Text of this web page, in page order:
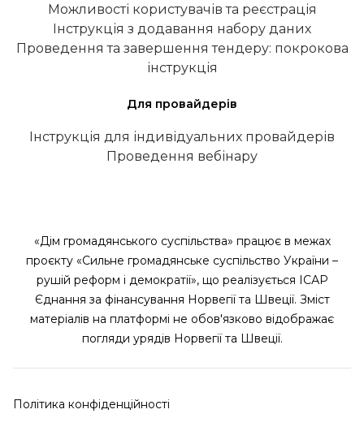
Можливості користувачів та реєстрація
Інструкція з додавання набору даних
Проведення та завершення тендеру: покрокова
інструкція
Для провайдерів
Інструкція для індивідуальних провайдерів
Проведення вебінару
«Дім громадянського суспільства» працює в межах
проєкту «Сильне громадянське суспільство України –
рушій реформ і демократії», що реалізується ІСАР
Єднання за фінансування Норвегії та Швеції. Зміст
матеріалів на платформі не обов'язково відображає
погляди урядів Норвегії та Швеції.
Політика конфіденційності